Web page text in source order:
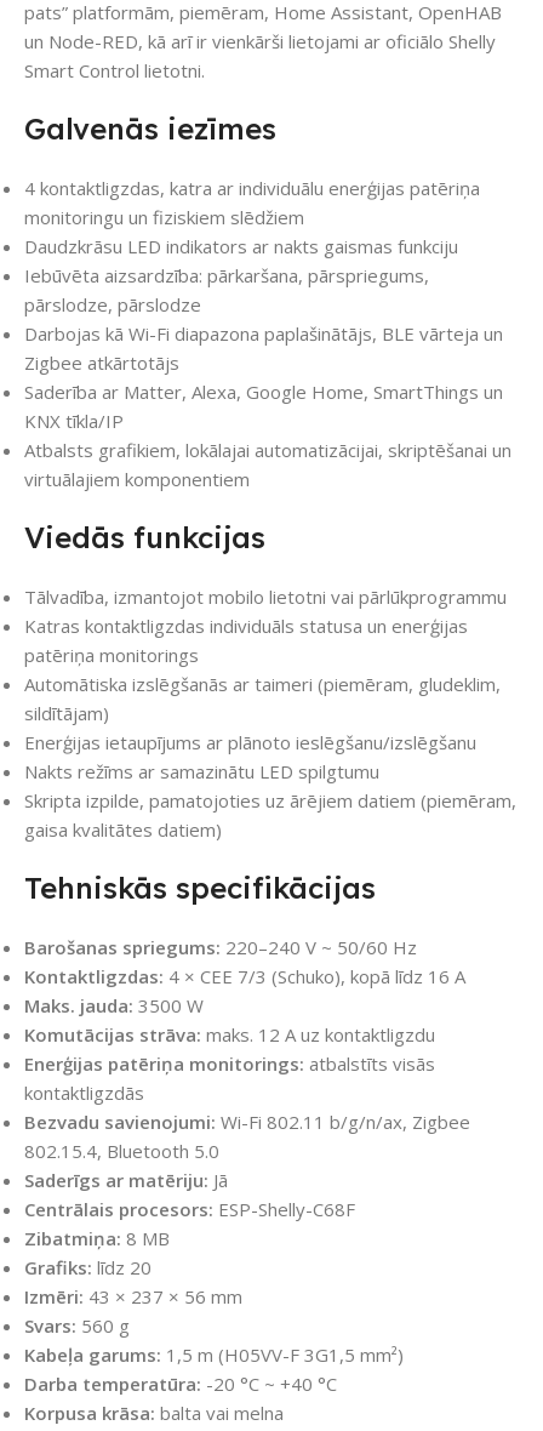
pats” platformām, piemēram, Home Assistant, OpenHAB
un Node-RED, kā arī ir vienkārši lietojami ar oficiālo Shelly
Smart Control lietotni.
Galvenās iezīmes
4 kontaktligzdas, katra ar individuālu enerģijas patēriņa
monitoringu un fiziskiem slēdžiem
Daudzkrāsu LED indikators ar nakts gaismas funkciju
Iebūvēta aizsardzība: pārkaršana, pārspriegums,
pārslodze, pārslodze
Darbojas kā Wi-Fi diapazona paplašinātājs, BLE vārteja un
Zigbee atkārtotājs
Saderība ar Matter, Alexa, Google Home, SmartThings un
KNX tīkla/IP
Atbalsts grafikiem, lokālajai automatizācijai, skriptēšanai un
virtuālajiem komponentiem
Viedās funkcijas
Tālvadība, izmantojot mobilo lietotni vai pārlūkprogrammu
Katras kontaktligzdas individuāls statusa un enerģijas
patēriņa monitorings
Automātiska izslēgšanās ar taimeri (piemēram, gludeklim,
sildītājam)
Enerģijas ietaupījums ar plānoto ieslēgšanu/izslēgšanu
Nakts režīms ar samazinātu LED spilgtumu
Skripta izpilde, pamatojoties uz ārējiem datiem (piemēram,
gaisa kvalitātes datiem)
Tehniskās specifikācijas
Barošanas spriegums: 220–240 V ~ 50/60 Hz
Kontaktligzdas: 4 × CEE 7/3 (Schuko), kopā līdz 16 A
Maks. jauda: 3500 W
Komutācijas strāva: maks. 12 A uz kontaktligzdu
Enerģijas patēriņa monitorings: atbalstīts visās
kontaktligzdās
Bezvadu savienojumi: Wi-Fi 802.11 b/g/n/ax, Zigbee
802.15.4, Bluetooth 5.0
Saderīgs ar matēriju: Jā
Centrālais procesors: ESP-Shelly-C68F
Zibatmiņa: 8 MB
Grafiks: līdz 20
Izmēri: 43 × 237 × 56 mm
Svars: 560 g
Kabeļa garums: 1,5 m (H05VV-F 3G1,5 mm²)
Darba temperatūra: -20 °C ~ +40 °C
Korpusa krāsa: balta vai melna